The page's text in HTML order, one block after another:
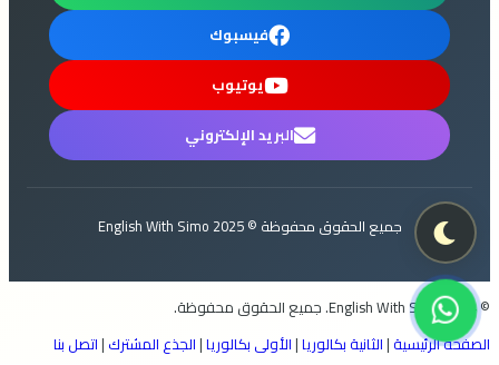
فيسبوك
يوتيوب
البريد الإلكتروني
جميع الحقوق محفوظة © 2025 English With Simo
© 2024 English With Simo. جميع الحقوق محفوظة.
الصفحة الرئيسية | الثانية بكالوريا| الأولى بكالوريا| الجذع المشترك | اتصل بنا